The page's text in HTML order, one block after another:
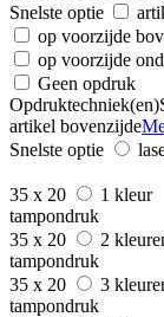
Snelste optie
op voorzijde
op voorzijde
Geen opdruk
Opdruktechniek(en)
artikel bovenzijde
Snelste optie
35 x 20
1 kleur
tampondruk
35 x 20
2
tampondruk
35 x 20
3
tampondruk